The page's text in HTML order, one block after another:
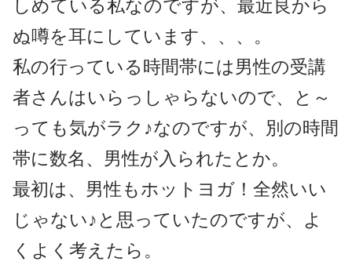
しめている私なのですが、最近良から
ぬ噂を耳にしています、、、。
私の行っている時間帯には男性の受講
者さんはいらっしゃらないので、と～
っても気がラク♪なのですが、別の時間
帯に数名、男性が入られたとか。
最初は、男性もホットヨガ！全然いい
じゃない♪と思っていたのですが、よ
くよく考えたら。